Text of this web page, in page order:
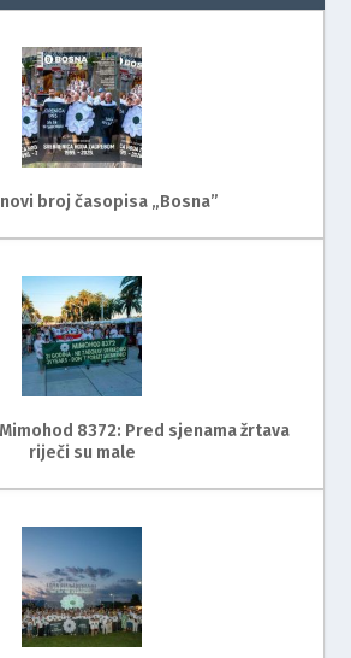
broj časopisa „Bosna”
8372: Pred sjenama žrtava
riječi su male